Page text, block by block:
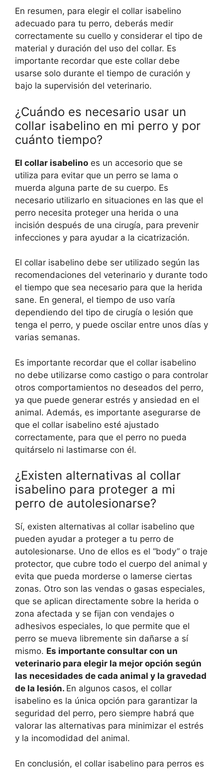
En resumen, para elegir el collar isabelino
adecuado para tu perro, deberás medir
correctamente su cuello y considerar el tipo de
material y duración del uso del collar. Es
importante recordar que este collar debe
usarse solo durante el tiempo de curación y
bajo la supervisión del veterinario.
¿Cuándo es necesario usar un
collar isabelino en mi perro y por
cuánto tiempo?
El collar isabelino es un accesorio que se
utiliza para evitar que un perro se lama o
muerda alguna parte de su cuerpo. Es
necesario utilizarlo en situaciones en las que el
perro necesita proteger una herida o una
incisión después de una cirugía, para prevenir
infecciones y para ayudar a la cicatrización.
El collar isabelino debe ser utilizado según las
recomendaciones del veterinario y durante todo
el tiempo que sea necesario para que la herida
sane. En general, el tiempo de uso varía
dependiendo del tipo de cirugía o lesión que
tenga el perro, y puede oscilar entre unos días y
varias semanas.
Es importante recordar que el collar isabelino
no debe utilizarse como castigo o para controlar
otros comportamientos no deseados del perro,
ya que puede generar estrés y ansiedad en el
animal. Además, es importante asegurarse de
que el collar isabelino esté ajustado
correctamente, para que el perro no pueda
quitárselo ni lastimarse con él.
¿Existen alternativas al collar
isabelino para proteger a mi
perro de autolesionarse?
Sí, existen alternativas al collar isabelino que
pueden ayudar a proteger a tu perro de
autolesionarse. Uno de ellos es el “body” o traje
protector, que cubre todo el cuerpo del animal y
evita que pueda morderse o lamerse ciertas
zonas. Otro son las vendas o gasas especiales,
que se aplican directamente sobre la herida o
zona afectada y se fijan con vendajes o
adhesivos especiales, lo que permite que el
perro se mueva libremente sin dañarse a sí
mismo. Es importante consultar con un
veterinario para elegir la mejor opción según
las necesidades de cada animal y la gravedad
de la lesión. En algunos casos, el collar
isabelino es la única opción para garantizar la
seguridad del perro, pero siempre habrá que
valorar las alternativas para minimizar el estrés
y la incomodidad del animal.
En conclusión, el collar isabelino para perros es